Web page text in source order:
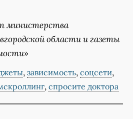
министерства
области и газеты
, зависимость, соцсети,
, спросите доктора